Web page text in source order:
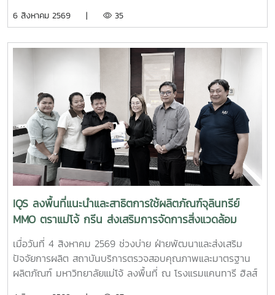
บริการแก่ภาคธุรกิจและสังคมอย่างต่อเนื่อง
ข่ายผู้ให้บริการโครงการส่งเสริมผู้ประกอบการผ่านระบบ BDS
จังหวัดเชียงใหม่ เพื่อประชาสัมพันธ์บริการของหน่วยงาน และให้
คำปรึกษาแก่ผู้ประกอบการ SME ในพื้นที่จังหวัดเชียงใหม่และ
จังหวัดใกล้เคียง ฝ่ายบริหารและห้องปฏิบัติการ นำโดย รองผู้
อำนวยการฝ่ายบริหารและห้องปฏิบัติการ นางริมฤทัย พุทธวงค์
พร้อมด้วยบุคลากร ได้แก่ นางสาวสุปราณี แก้วเทียน นัก
วิทยาศาสตร์ นางสาวธนพร ดวงเดช นักวิทยาศาสตร์ นางสาว
ธนาพร สอนหล้าวงศ์ เจ้าหน้าที่บริการลูกค้า ภายในงาน IQS ได้
ร่วมออกบูธแนะนำบริการด้านการตรวจสอบคุณภาพและ
มาตรฐานผลิตภัณฑ์ พร้อมให้คำปรึกษาแก่ผู้ประกอบการเกี่ยวกับ
การพัฒนาผลิตภัณฑ์ การยกระดับมาตรฐานสินค้า และการใช้
บริการผ่านระบบ BDS เพื่อสนับสนุนการเพิ่มขีดความสามารถใน
การแข่งขันของผู้ประกอบการไทย รวมถึงสร้างเครือข่ายความ
ร่วมมือระหว่างหน่วยงานภาครัฐ สถาบันการศึกษา และภาคธุรกิจ
6 สิงหาคม 2569 | 35
IQS ลงพื้นที่แนะนำและสาธิตการใช้ผลิตภัณฑ์จุลินทรีย์
MMO ตราแม่โจ้ กรีน ส่งเสริมการจัดการสิ่งแวดล้อม
สำหรับธุรกิจโรงแรม
เมื่อวันที่ 4 สิงหาคม 2569 ช่วงบ่าย ฝ่ายพัฒนาและส่งเสริม
ปัจจัยการผลิต สถาบันบริการตรวจสอบคุณภาพและมาตรฐาน
ผลิตภัณฑ์ มหาวิทยาลัยแม่โจ้ ลงพื้นที่ ณ โรงแรมแคนทารี ฮิลส์